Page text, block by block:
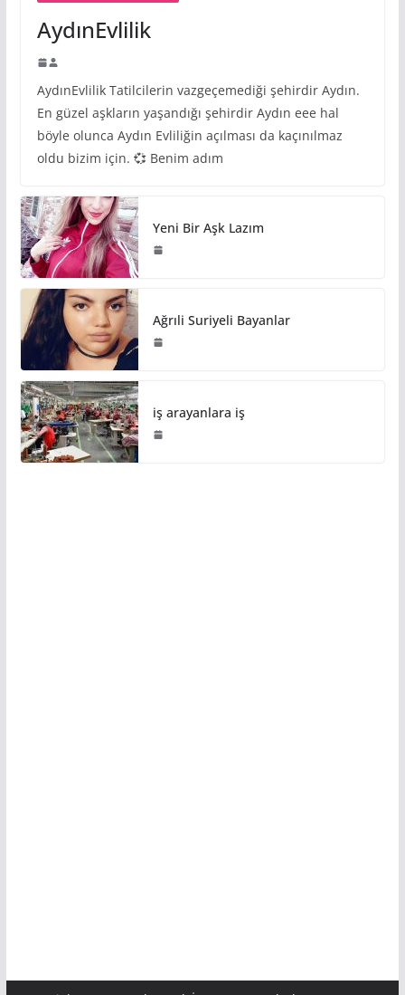
AydınEvlilik
AydınEvlilik Tatilcilerin vazgeçemediği şehirdir Aydın.
En güzel aşkların yaşandığı şehirdir Aydın eee hal
böyle olunca Aydın Evliliğin açılması da kaçınılmaz
oldu bizim için. 💞 Benim adım
Yeni Bir Aşk Lazım
Ağrıli Suriyeli Bayanlar
iş arayanlara iş